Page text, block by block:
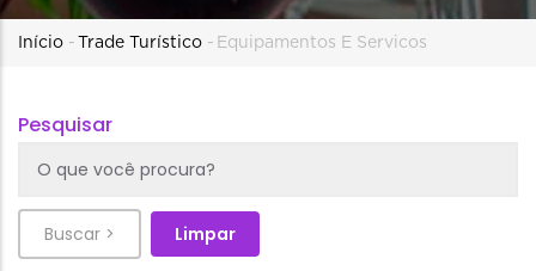
Trilha
navegação
Início - Trade Turístico - Equipamentos E Servicos
Pesquisar